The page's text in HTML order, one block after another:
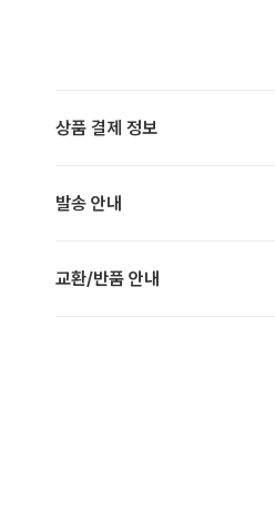
상품 결제 정보
발송 안내
교환/반품 안내